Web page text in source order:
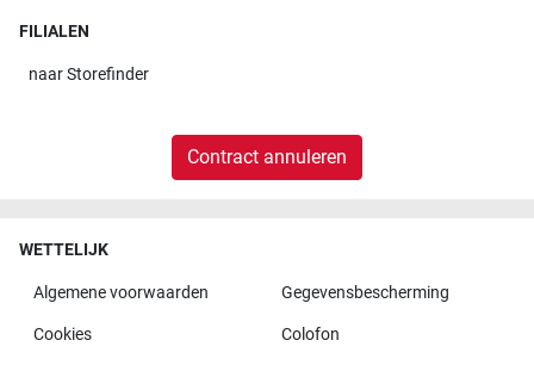
FILIALEN
naarStorefinder
Contract annuleren
WETTELIJK
Algemene voorwaarden Gegevensbescherming
Cookies Colofon